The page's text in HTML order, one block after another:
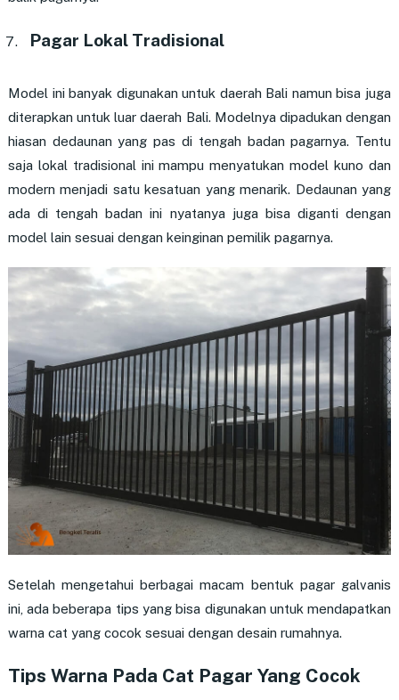
Pagar Lokal Tradisional
Model ini banyak digunakan untuk daerah Bali namun bisa juga
diterapkan untuk luar daerah Bali. Modelnya dipadukan dengan
hiasan dedaunan yang pas di tengah badan pagarnya. Tentu
saja lokal tradisional ini mampu menyatukan model kuno dan
modern menjadi satu kesatuan yang menarik. Dedaunan yang
ada di tengah badan ini nyatanya juga bisa diganti dengan
model lain sesuai dengan keinginan pemilik pagarnya.
Setelah mengetahui berbagai macam bentuk pagar galvanis
ini, ada beberapa tips yang bisa digunakan untuk mendapatkan
warna cat yang cocok sesuai dengan desain rumahnya.
Tips Warna Pada Cat Pagar Yang Cocok